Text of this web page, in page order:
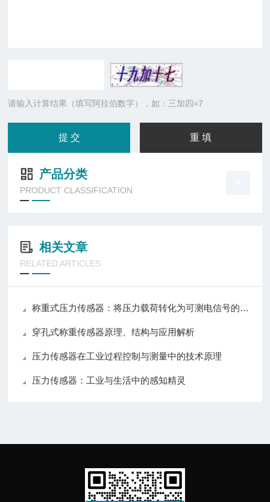
请输入计算结果（填写阿拉伯数字），如：三加四=7
产品分类
PRODUCT CLASSIFICATION
相关文章
RELATED ARTICLES
称重式压力传感器：将压力载荷转化为可测电信号的测力装置
穿孔式称重传感器原理、结构与应用解析
压力传感器在工业过程控制与测量中的技术原理
压力传感器：工业与生活中的感知精灵